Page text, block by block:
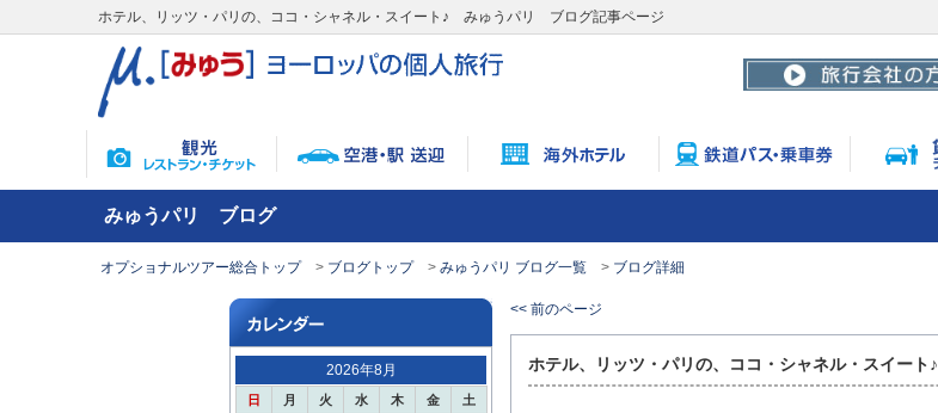
ホテル、リッツ・パリの、ココ・シャネル・スイート♪ みゅうパリ ブログ記事ページ
みゅうパリ ブログ
オプショナルツアー総合トップ ブログトップ みゅうパリ ブログ一覧 ブログ詳細
2026年8月
日 月 火 水 木 金 土
<< 前のページ
ホテル、リッツ・パリの、ココ・シャネル・スイート♪